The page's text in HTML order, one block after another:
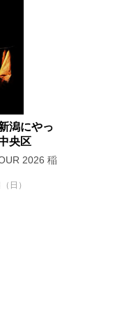
潟にやっ
央区
2026 稲
日）